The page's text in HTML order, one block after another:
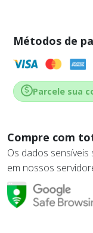
Métodos de
Parcele sua
Compre com
Os dados
em nossos